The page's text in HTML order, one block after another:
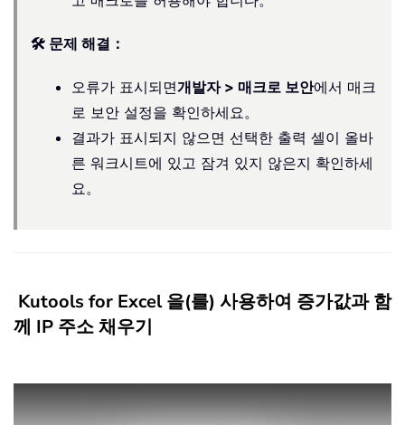
🛠️ 문제 해결：
오류가 표시되면개발자 > 매크로 보안에서 매크
로 보안 설정을 확인하세요。
결과가 표시되지 않으면 선택한 출력 셀이 올바
른 워크시트에 있고 잠겨 있지 않은지 확인하세
요。
Kutools for Excel 을(를) 사용하여 증가값과 함
께 IP 주소 채우기